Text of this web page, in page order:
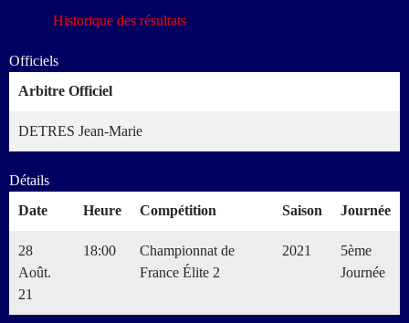
Historique des résultats
Officiels
Arbitre Officiel
DETRES Jean-Marie
Détails
Date
Heure Compétition Saison Journée
28
Août.
21
18:00
Championnat de
France Élite 2
2021
5ème
Journée